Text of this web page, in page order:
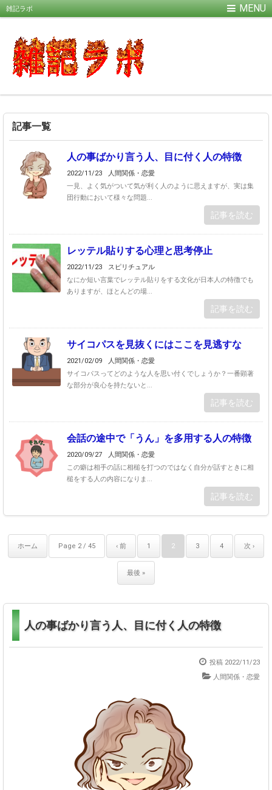
雑記ラボ
記事一覧
人の事ばかり言う人、目に付く人の特徴
2022/11/23
人間関係・恋愛
一見、よく気がついて気が利く人のように思えますが、実は集
団行動において様々な問題...
記事を読む
レッテル貼りする心理と思考停止
2022/11/23
スピリチュアル
なにか短い言葉でレッテル貼りをする文化が日本人の特徴でも
ありますが、ほとんどの場...
記事を読む
サイコパスを見抜くにはここを見逃すな
2021/02/09
人間関係・恋愛
サイコパスってどのような人を思い付くでしょうか？一番顕著
な部分が良心を持たないと...
記事を読む
会話の途中で「うん」を多用する人の特徴
2020/09/27
人間関係・恋愛
この癖は相手の話に相槌を打つのではなく自分が話すときに相
槌をする人の内容になりま...
記事を読む
ホーム Page 2 / 45 ‹ 前 1 2 3 4 次 ›
最後 »
人の事ばかり言う人、目に付く人の特徴
投稿 2022/11/23
人間関係・恋愛